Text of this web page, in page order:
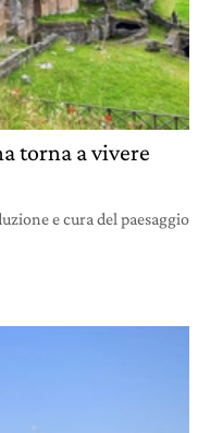
torna a vivere
e cura del paesaggio